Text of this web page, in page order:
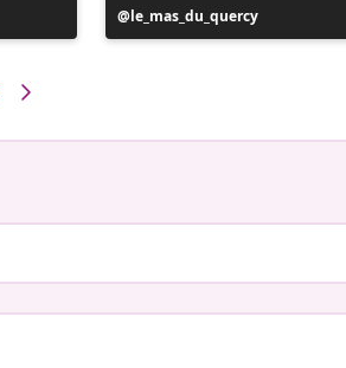
投
稿
le_mas_du_quercy